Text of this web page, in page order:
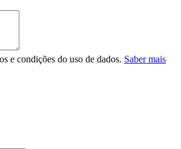
e condições do uso de dados. Saber mais